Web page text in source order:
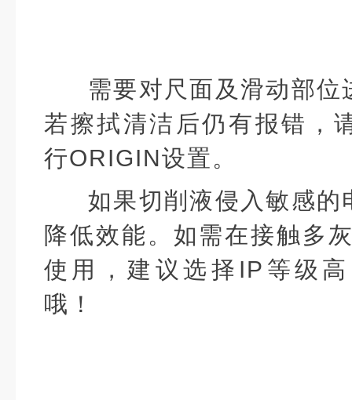
需要对尺面及滑动部
若擦拭清洁后仍有报错，
行ORIGIN设置。
如果切削液侵入敏感
降低效能。如需在接触多
使用，建议选择IP等级
哦！